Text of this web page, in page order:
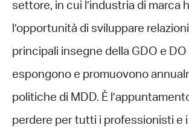
settore, in cui l’industria di marca
l’opportunità di sviluppare
principali insegne della GDO e
espongono e promuovono
politiche di MDD. È
perdere per tutti i professionisti e